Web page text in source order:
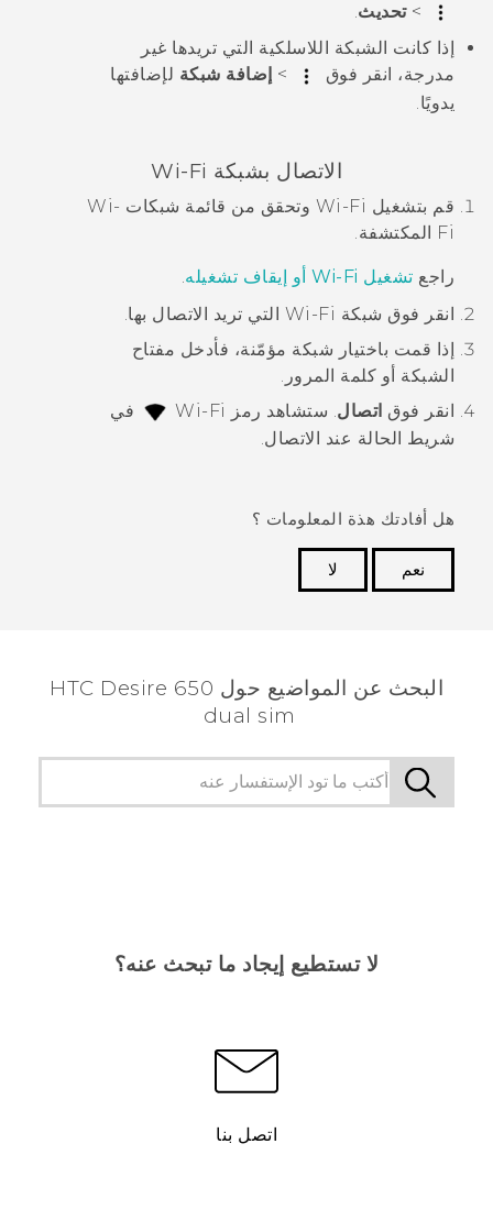
>تحديث.
إذا كانت الشبكة اللاسلكية التي تريدها غير
مدرجة، انقر فوق
> إضافة شبكة لإضافتها
يدويًا.
الاتصال بشبكة Wi‍-Fi
قم بتشغيل Wi‍-Fi وتحقق من قائمة شبكات Wi‍-
Fi المكتشفة.
راجع تشغيل Wi‍-Fi أو إيقاف تشغيله.
انقر فوق شبكة Wi‍-Fi التي تريد الاتصال بها.
إذا قمت باختيار شبكة مؤمّنة، فأدخل مفتاح
الشبكة أو كلمة المرور.
انقر فوق اتصال. ستشاهد رمز Wi‍-Fi
في
شريط الحالة عند الاتصال.
هل أفادتك هذة المعلومات ؟
نعم
لا
البحث عن المواضيع حول HTC Desire 650
dual sim
لا تستطيع إيجاد ما تبحث عنه؟
اتصل بنا